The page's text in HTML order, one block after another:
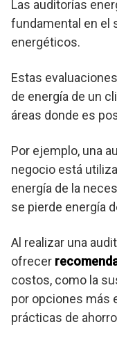
Las auditorías
fundamental en el
energéticos.
Estas
de energía de un
áreas donde es
Por ejemplo, una
negocio está
energía de la
se pierde energía
Al realizar una
ofrecer
costos, como la
por opciones más
prácticas de